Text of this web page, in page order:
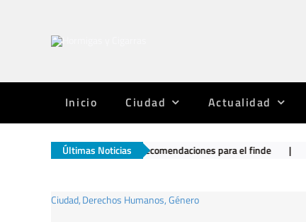
Inicio Ciudad Actualidad
Últimas Noticias
Recomendaciones para el finde | Argentinos Juniors
Ciudad Derechos Humanos Género